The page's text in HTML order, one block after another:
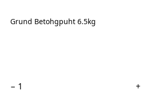
Grund Betohgpuht 6.5kg
− +